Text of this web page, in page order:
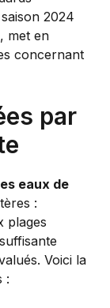
2024
met en
concernant
par
eaux de
:
plages
Voici la
: